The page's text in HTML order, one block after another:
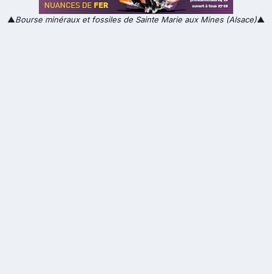
▲Bourse minéraux et fossiles de Sainte Marie aux Mines (Alsace)▲